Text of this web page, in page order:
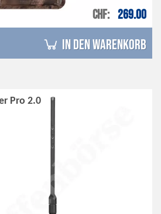
CHF 269.00
in den Warenkorb
Pro 2.0